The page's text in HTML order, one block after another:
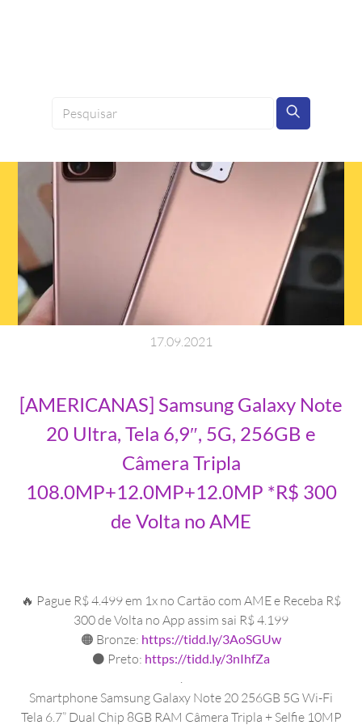
1709 2021
[AMERICANAS] Samsung Galaxy Note
20 Ultra, Tela 6,9″, 5G, 256GB e
Câmera Tripla
108.0MP+12.0MP+12.0MP *R$ 300
de Volta no AME
🔥 Pague R$ 4.499 em 1x no Cartão com AME e Receba R$
300 de Volta no App assim sai R$ 4.199
🟠 Bronze: https://tidd.ly/3AoSGUw
⚫ Preto: https://tidd.ly/3nIhfZa
.
Smartphone Samsung Galaxy Note 20 256GB 5G Wi-Fi
Tela 6.7” Dual Chip 8GB RAM Câmera Tripla + Selfie 10MP